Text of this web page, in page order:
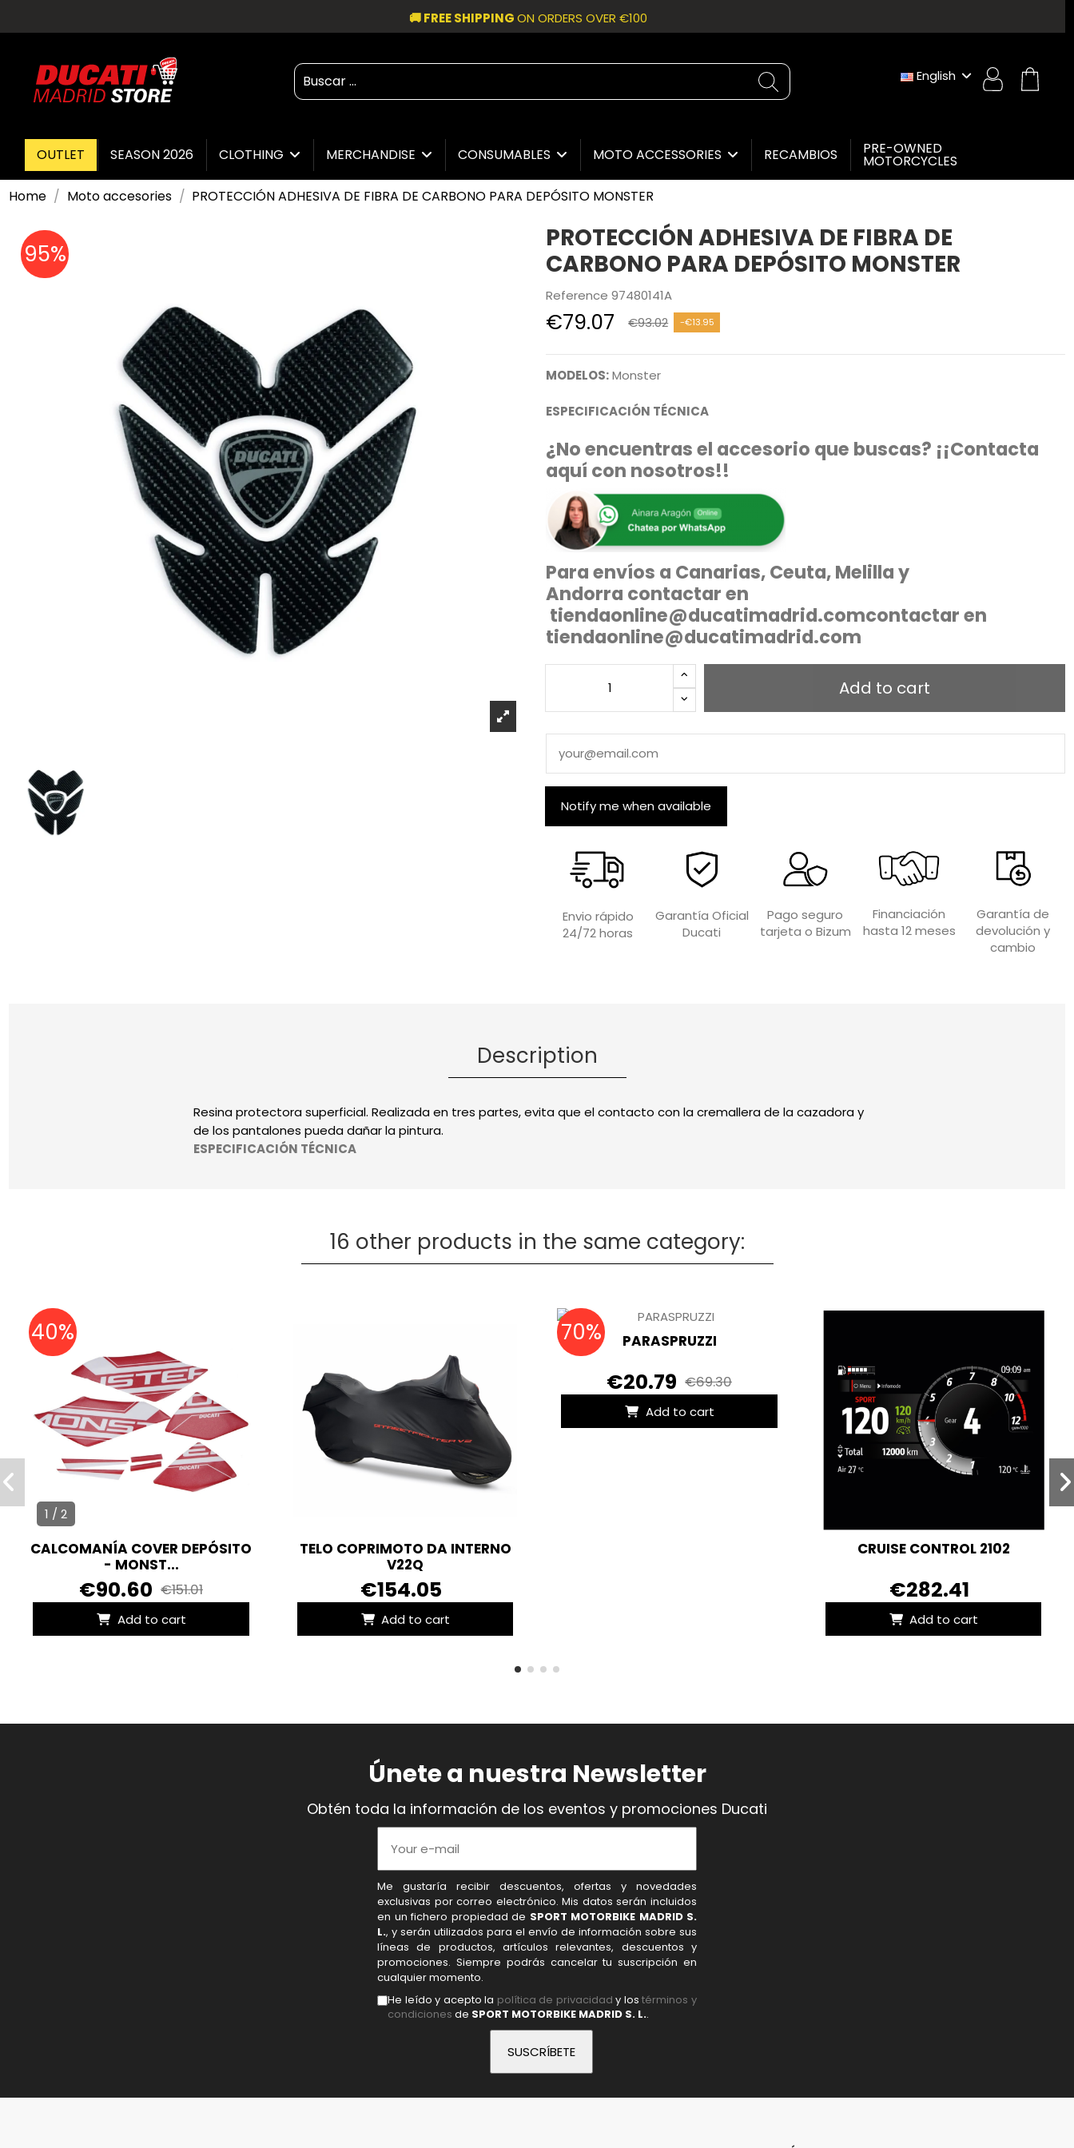
🚚 FREE SHIPPINGON ORDERS OVER €100
English
OUTLET SEASON 2026 CLOTHING MERCHANDISE CONSUMABLES MOTO ACCESSORIES RECAMBIOS PRE-OWNED
MOTORCYCLES
Home
Moto accesories PROTECCIÓN ADHESIVA DE FIBRA DE CARBONO PARA DEPÓSITO MONSTER
95%
PROTECCIÓN ADHESIVA DE FIBRA DE
CARBONO PARA DEPÓSITO MONSTER
Reference 97480141A
€79.07 €93.02 -€13.95
MODELOS:Monster
ESPECIFICACIÓN TÉCNICA
¿No encuentras el accesorio que buscas? ¡¡Contacta
aquí con nosotros!!
Para envíos a Canarias, Ceuta, Melilla y
Andorra contactar en
tiendaonline@ducatimadrid.comcontactar en
tiendaonline@ducatimadrid.com
Add to cart
Envio rápido
24/72 horas
Garantía Oficial
Ducati
Pago seguro
tarjeta o Bizum
Financiación
hasta 12 meses
Garantía de
devolución y
cambio
Description
Resina protectora superficial. Realizada en tres partes, evita que el contacto con la cremallera de la cazadora y
de los pantalones pueda dañar la pintura.
ESPECIFICACIÓN TÉCNICA
16 other products in the same category:
1 / 2
CALCOMANÍA COVER DEPÓSITO
- MONST...
€90.60 €151.01
Add to cart
40%
TELO COPRIMOTO DA INTERNO
V22Q
€154.05
Add to cart
PARASPRUZZI
€20.79 €69.30
Add to cart
70%
CRUISE CONTROL 2102
€282.41
Add to cart
Únete a nuestra Newsletter
Obtén toda la información de los eventos y promociones Ducati
Me gustaría recibir descuentos, ofertas y novedades
exclusivas por correo electrónico. Mis datos serán incluidos
en un fichero propiedad de SPORT MOTORBIKE MADRID S.
L., y serán utilizados para el envío de información sobre sus
líneas de productos, artículos relevantes, descuentos y
promociones. Siempre podrás cancelar tu suscripción en
cualquier momento.
He leído y acepto la política de privacidad y lostérminos y
condiciones de SPORT MOTORBIKE MADRID S. L..